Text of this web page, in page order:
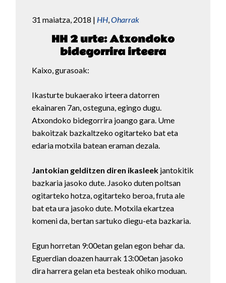
31 maiatza, 2018 | HH,Oharrak
HH 2 urte: Atxondoko
bidegorrira irteera
Kaixo, gurasoak:
Ikasturte bukaerako irteera datorren
ekainaren 7an, osteguna, egingo dugu.
Atxondoko bidegorrira joango gara. Ume
bakoitzak bazkaltzeko ogitarteko bat eta
edaria motxila batean eraman dezala.
Jantokian gelditzen diren ikasleek jantokitik
bazkaria jasoko dute. Jasoko duten poltsan
ogitarteko hotza, ogitarteko beroa, fruta ale
bat eta ura jasoko dute. Motxila ekartzea
komeni da, bertan sartuko diegu-eta bazkaria.
Egun horretan 9:00etan gelan egon behar da.
Eguerdian doazen haurrak 13:00etan jasoko
dira harrera gelan eta besteak ohiko moduan.